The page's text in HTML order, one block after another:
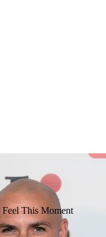
Feel This Moment